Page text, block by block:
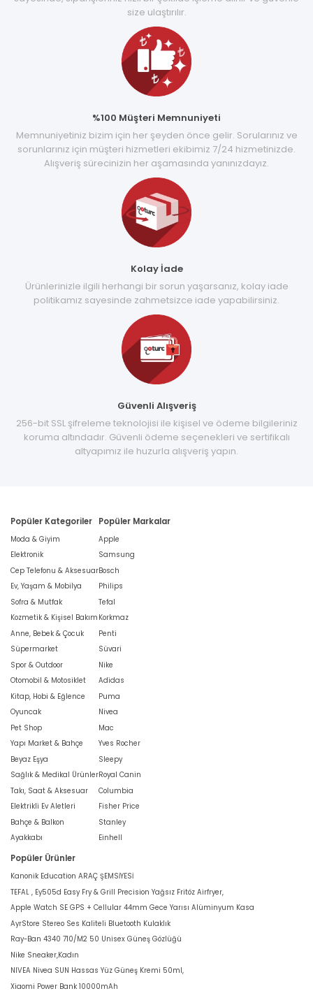
size ulaştırılır.
%100 Müşteri Memnuniyeti
Memnuniyetiniz bizim için her şeyden önce gelir. Sorularınız ve
sorunlarınız için müşteri hizmetleri ekibimiz 7/24 hizmetinizde.
Alışveriş sürecinizin her aşamasında yanınızdayız.
Kolay İade
Ürünlerinizle ilgili herhangi bir sorun yaşarsanız, kolay iade
politikamız sayesinde zahmetsizce iade yapabilirsiniz.
Güvenli Alışveriş
256-bit SSL şifreleme teknolojisi ile kişisel ve ödeme bilgileriniz
koruma altındadır. Güvenli ödeme seçenekleri ve sertifikalı
altyapımız ile huzurla alışveriş yapın.
Popüler Kategoriler
Moda & Giyim
Elektronik
Cep Telefonu & Aksesuar
Ev, Yaşam & Mobilya
Sofra & Mutfak
Kozmetik & Kişisel Bakım
Anne, Bebek & Çocuk
Süpermarket
Spor & Outdoor
Otomobil & Motosiklet
Kitap, Hobi & Eğlence
Oyuncak
Pet Shop
Yapı Market & Bahçe
Beyaz Eşya
Sağlık & Medikal Ürünler
Takı, Saat & Aksesuar
Elektrikli Ev Aletleri
Bahçe & Balkon
Ayakkabı
Popüler Markalar
Apple
Samsung
Bosch
Philips
Tefal
Korkmaz
Penti
Süvari
Nike
Adidas
Puma
Nivea
Mac
Yves Rocher
Sleepy
Royal Canin
Columbia
Fisher Price
Stanley
Einhell
Popüler Ürünler
Kanonik Education ARAÇ ŞEMSİYESİ
TEFAL , Ey505d Easy Fry & Grill Precision Yağsız Fritöz Airfryer,
Apple Watch SE GPS + Cellular 44mm Gece Yarısı Alüminyum Kasa
AyrStore Stereo Ses Kaliteli Bluetooth Kulaklık
Ray-Ban 4340 710/M2 50 Unisex Güneş Gözlüğü
Nike Sneaker,Kadın
NIVEA Nivea SUN Hassas Yüz Güneş Kremi 50ml,
Xiaomi Power Bank 10000mAh